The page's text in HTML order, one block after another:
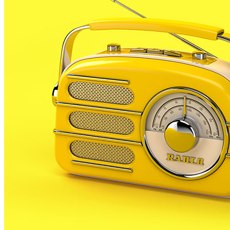
periòdicament al nostre municipi. La principal
novetat de la recollida de demà és que varia el centre
Habitualment s’havia fet al CAP de salut, però s’ha
decidit traslladar les donacions a partir d’ara al MiD.
Un canvi que respon a la voluntat de situar el punt de
donacions en un espai més lluminós i més cèntric,
que ajudi a recollir més donacions i que, a més, es
pugui combinar amb d’altres iniciatives culturals o
Des de l’Ajuntament de Palafolls expliquen que el
canvi ajudarà a programar les donacions de sang
conjuntament amb d’altres activitats.